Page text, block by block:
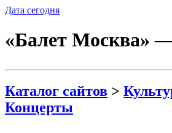
Дата сегодня
«Балет Москва»
Каталог сайтов >
Концерты